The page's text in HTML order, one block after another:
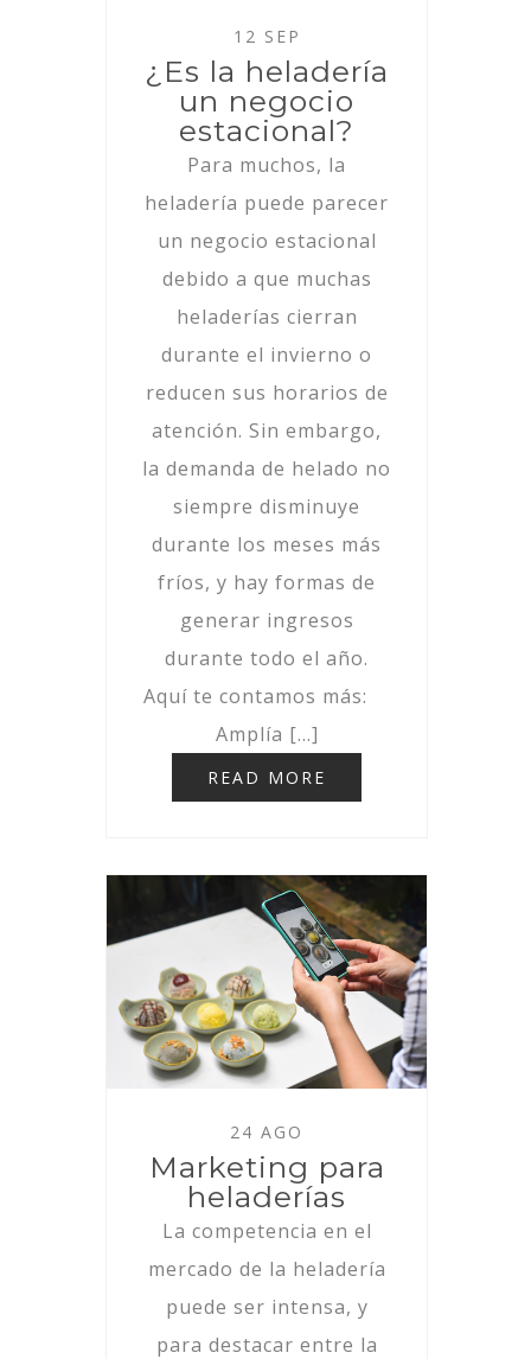
12 SEP
¿Es la heladería
un negocio
estacional?
Para muchos, la
heladería puede parecer
un negocio estacional
debido a que muchas
heladerías cierran
durante el invierno o
reducen sus horarios de
atención. Sin embargo,
la demanda de helado no
siempre disminuye
durante los meses más
fríos, y hay formas de
generar ingresos
durante todo el año.
Aquí te contamos más:
Amplía […]
READ MORE
24 AGO
Marketing para
heladerías
La competencia en el
mercado de la heladería
puede ser intensa, y
para destacar entre la